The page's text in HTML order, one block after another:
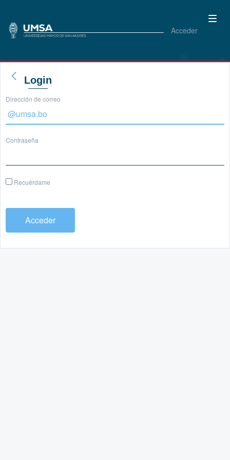
Acceder
Login
Dirección de correo
Contraseña
Recuérdame
Acceder